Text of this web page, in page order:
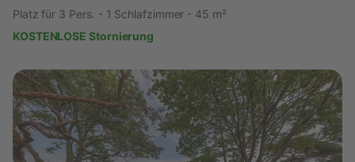
Platz für 3 Pers.
1 Schlafzimmer
45 m²
KOSTENLOSE Stornierung